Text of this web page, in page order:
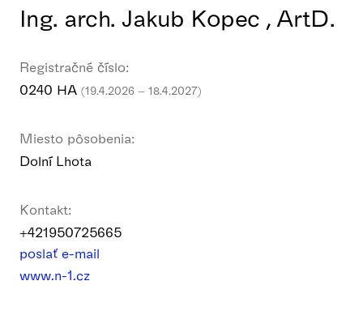
Ing. arch. Jakub Kopec , ArtD.
Registračné číslo:
0240 HA (19.4.2026 – 18.4.2027)
Miesto pôsobenia:
Dolní Lhota
Kontakt:
+421950725665
poslať e-mail
www.n-1.cz